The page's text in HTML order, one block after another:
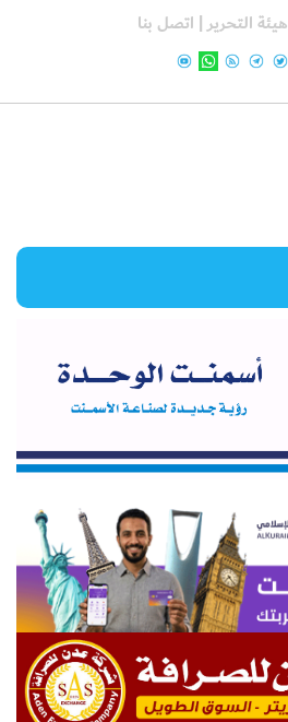
هيئة التحرير | اتصل بنا